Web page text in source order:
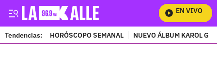
EN VIVO
Tendencias: HORÓSCOPO SEMANAL NUEVO ÁLBUM KAROL G